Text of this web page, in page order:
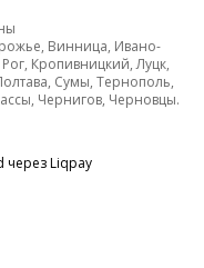
Винница, Ивано-
Кропивницкий, Луцк,
Сумы, Тернополь,
Чернигов, Черновцы.